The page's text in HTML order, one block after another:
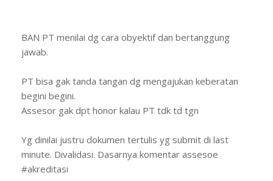
BAN PT menilai dg cara obyektif dan bertanggung
jawab.
PT bisa gak tanda tangan dg mengajukan keberatan
begini begini.
Assesor gak dpt honor kalau PT tdk td tgn
Yg dinilai justru dokumen tertulis yg submit di last
minute. Divalidasi. Dasarnya komentar assesoe
#akreditasi